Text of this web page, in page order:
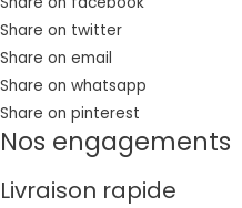
Share on twitter
Share on email
Share on whatsapp
Share on pinterest
Nos engagements
Livraison rapide